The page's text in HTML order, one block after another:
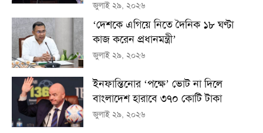
জুলাই ২৯, ২০২৬
‘দেশকে এগিয়ে নিতে দৈনিক ১৮ ঘণ্টা
কাজ করেন প্রধানমন্ত্রী’
জুলাই ২৯, ২০২৬
ইনফান্তিনোর ‘পক্ষে’ ভোট না দিলে
বাংলাদেশ হারাবে ৩৭০ কোটি টাকা
জুলাই ২৯, ২০২৬